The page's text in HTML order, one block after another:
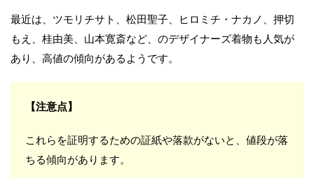
最近は、ツモリチサト、松田聖子、ヒロミチ・ナカノ、押切
もえ、桂由美、山本寛斎など、のデザイナーズ着物も人気が
あり、高値の傾向があるようです。
【注意点】
これらを証明するための証紙や落款がないと、値段が落
ちる傾向があります。